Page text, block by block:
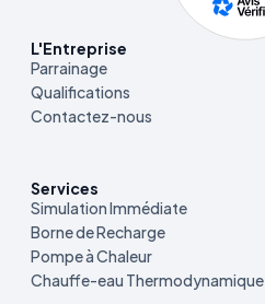
L'Entreprise
Parrainage
Qualifications
Contactez-nous
Services
Simulation Immédiate
Borne de Recharge
Pompe à Chaleur
Chauffe-eau Thermodynamique